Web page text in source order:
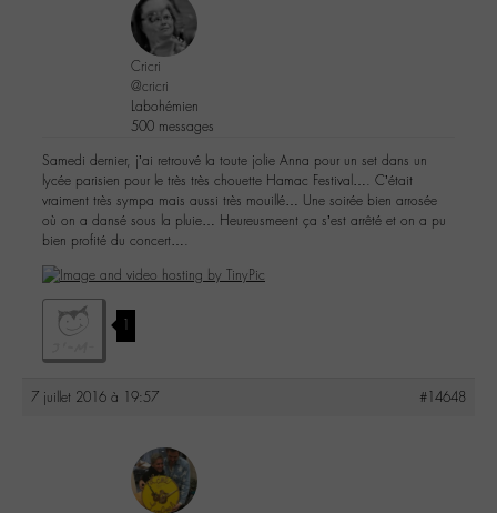
Cricri
@cricri
Labohémien
500 messages
Samedi dernier, j’ai retrouvé la toute jolie Anna pour un set dans un
lycée parisien pour le très très chouette Hamac Festival…. C’était
vraiment très sympa mais aussi très mouillé… Une soirée bien arrosée
où on a dansé sous la pluie… Heureusmeent ça s’est arrêté et on a pu
bien profité du concert….
1
7 juillet 2016 à 19:57 #14648